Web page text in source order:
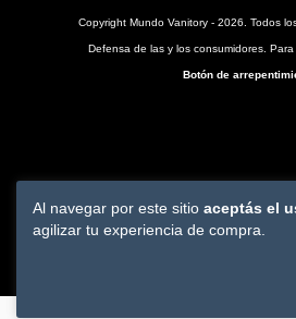
Al navegar por este sitio aceptás el
agilizar tu experiencia de compra.
Copyright Mundo Vanitory - 2026. Todos
Defensa de las y los consumidores. Para
Botón de